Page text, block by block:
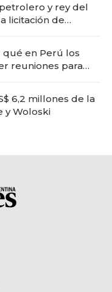
y rey del
licitación de
qué en Perú los
reuniones para
6,2 millones de la
y Woloski